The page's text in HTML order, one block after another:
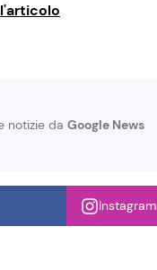
notizie da Google News
Instagram